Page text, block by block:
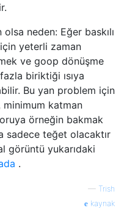
neden: Eğer baskılı
yeterli zaman
ve goop dönüşme
biriktiği ısıya
Bu yan problem için
katman
örneğin bakmak
sadece teğet olacaktır
görüntü yukarıdaki
.
— Trish
kaynak